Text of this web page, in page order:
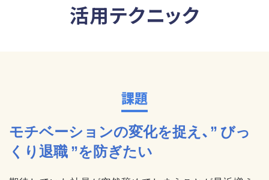
活用テクニック
課題
モチベーションの変化を捉え、” びっ
くり退職 ”を防ぎたい